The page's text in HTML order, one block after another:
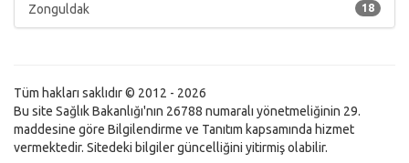
18
Zonguldak
Tüm hakları saklıdır © 2012 - 2026
Bu site Sağlık Bakanlığı'nın 26788 numaralı yönetmeliğinin 29.
maddesine göre Bilgilendirme ve Tanıtım kapsamında hizmet
vermektedir. Sitedeki bilgiler güncelliğini yitirmiş olabilir.